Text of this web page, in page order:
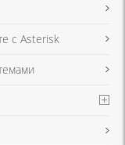
данных для связи
персональных
данных для связи
персональных
с Asterisk